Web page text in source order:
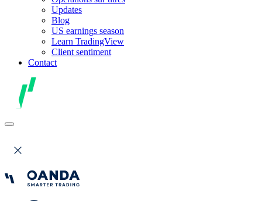
Updates
Blog
US earnings season
Learn TradingView
Client sentiment
Contact